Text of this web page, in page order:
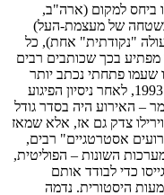
ביחס למקום (ארה"ב,
בשטחה של מעצמת-העל)
"נקודתית" אחת), כל
מפתיע בכך שכותבים רבים
שעמו פתחתי נכתב יותר
משמונה שנים לפני קריסת התאומים, במרץ 1993, לאחר ניסיון הפיגוע
– האירוע היה בסדר גודל
צדק גם אז, אלא שמאז
ב-1993 אירעו "אירועים אסטרטגיים" רבים,
השונות – הפוליטית,
כדי לבודד אותם
היסטורית. נדמה